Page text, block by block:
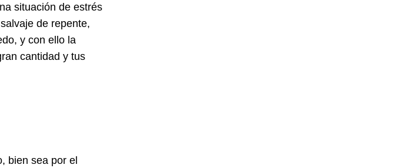
situación de estrés
de repente,
y con ello la
cantidad y tus
bien sea por el